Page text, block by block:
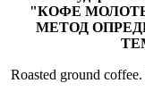
"КОФЕ
МЕТОД
Roasted ground